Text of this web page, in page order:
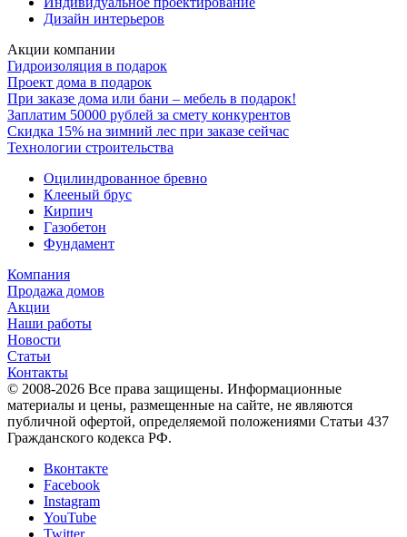
Дизайн интерьеров
Акции компании
Гидроизоляция в подарок
Проект дома в подарок
При заказе дома или бани – мебель в подарок!
Заплатим 50000 рублей за смету конкурентов
Скидка 15% на зимний лес при заказе сейчас
Технологии строительства
Оцилиндрованное бревно
Клееный брус
Кирпич
Газобетон
Фундамент
Компания
Продажа домов
Акции
Наши работы
Новости
Статьи
Контакты
© 2008-2026 Все права защищены. Информационные
материалы и цены, размещенные на сайте, не являются
публичной офертой, определяемой положениями Статьи 437
Гражданского кодекса РФ.
Вконтакте
Facebook
Instagram
YouTube
Twitter